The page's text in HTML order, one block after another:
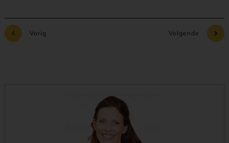
Vorig Volgende